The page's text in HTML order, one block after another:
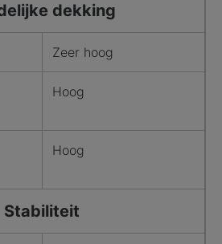
dekking
Zeer hoog
Hoog
Hoog
Stabiliteit